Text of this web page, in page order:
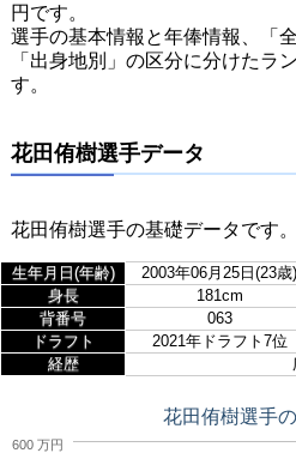
円です。
選手の基本情報と年俸情報、「
「出身地別」の区分に分けたラ
す。
花田侑樹選手データ
花田侑樹選手の基礎データです。
生年月日(年齢) 2003年06月25日(23歳)
身長
181cm
背番号
063
ドラフト
2021年ドラフト7位
経歴
花田侑樹選手
600 万円